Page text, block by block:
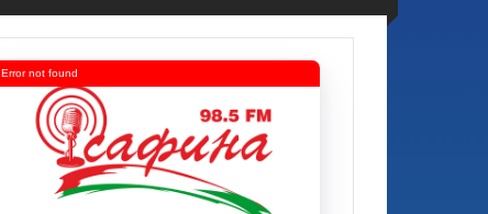
Error not found